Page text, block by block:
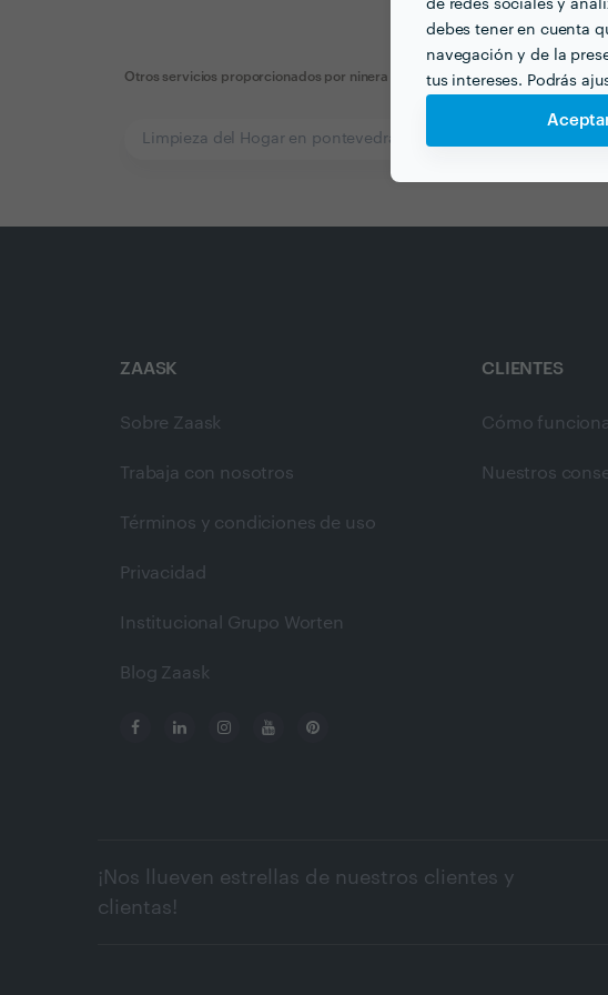
de redes sociales y
debes tener en cuenta
navegación y de la
tus intereses. Podrás
Otros servicios proporcionados por ninera cuidadora
Limpieza del Hogar en pontevedra
ZAASK
Sobre Zaask
Trabaja con nosotros
Términos y condiciones de uso
Privacidad
Institucional Grupo Worten
Blog Zaask
CLIENTES
Cómo funciona
Nuestros
¡Nos llueven estrellas de nuestros clientes y
clientas!